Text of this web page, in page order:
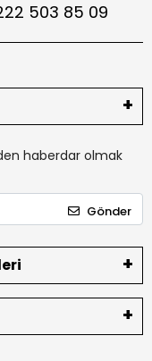
503 85 09
haberdar olmak
Gönder